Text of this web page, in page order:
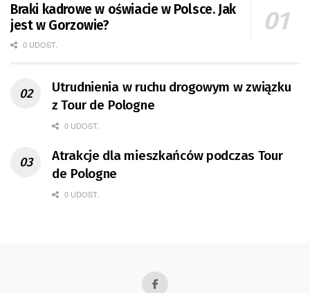
Braki kadrowe w oświacie w Polsce. Jak
jest w Gorzowie?
0 UDOST.
Utrudnienia w ruchu drogowym w związku
z Tour de Pologne
0 UDOST.
Atrakcje dla mieszkańców podczas Tour
de Pologne
0 UDOST.